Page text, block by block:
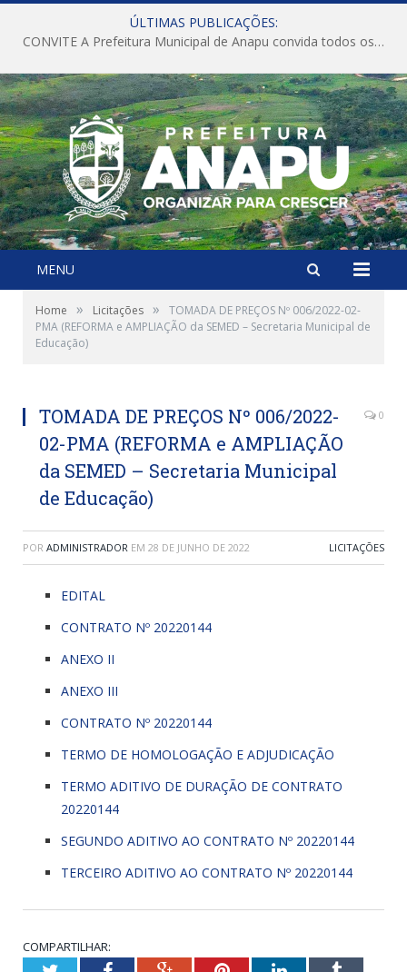
ÚLTIMAS PUBLICAÇÕES:
CONVITE A Prefeitura Municipal de Anapu convida todos os servidores públicos municipais para participarem da Audiência Pública de discussão da Lei de Diretrizes Orçamentárias (LDO), importante instrumento de planejamento das ações e investimentos da Administração Pública para o próximo exercício financeiro.
MENU
Home » Licitações »
TOMADA DE PREÇOS Nº 006/2022-02-
PMA (REFORMA e AMPLIAÇÃO da SEMED – Secretaria Municipal de
Educação)
TOMADA DE PREÇOS Nº 006/2022-
02-PMA (REFORMA e AMPLIAÇÃO
da SEMED – Secretaria Municipal
de Educação)
0
POR ADMINISTRADOR EM 28 DE JUNHO DE 2022 LICITAÇÕES
EDITAL
CONTRATO Nº 20220144
ANEXO II
ANEXO III
CONTRATO Nº 20220144
TERMO DE HOMOLOGAÇÃO E ADJUDICAÇÃO
TERMO ADITIVO DE DURAÇÃO DE CONTRATO
20220144
SEGUNDO ADITIVO AO CONTRATO Nº 20220144
TERCEIRO ADITIVO AO CONTRATO Nº 20220144
COMPARTILHAR: